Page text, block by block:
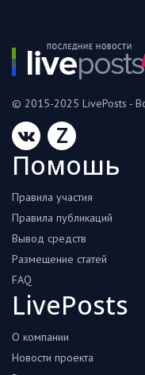
© 2015-2025 LivePosts -
Z
Помошь
Правила участия
Правила публикаций
Вывод средств
Размещение статей
FAQ
LivePosts
О компании
Новости проекта